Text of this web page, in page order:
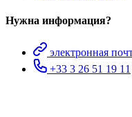
Нужна информация?
электронная
+33 3 26 51 19 11